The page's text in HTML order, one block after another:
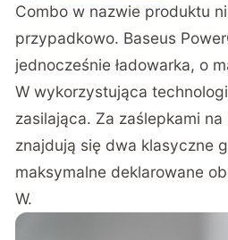
Combo w nazwie produktu
przypadkowo. Baseus
jednocześnie ładowarka, o
W wykorzystująca
zasilająca. Za zaślepkami
znajdują się dwa klasyczne
maksymalne deklarowane
W.